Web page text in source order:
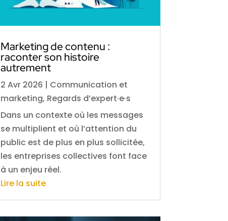
Marketing de contenu :
raconter son histoire
autrement
2 Avr 2026 | Communication et
marketing, Regards d’expert·e·s
Dans un contexte où les messages
se multiplient et où l’attention du
public est de plus en plus sollicitée,
les entreprises collectives font face
à un enjeu réel.
Lire la suite